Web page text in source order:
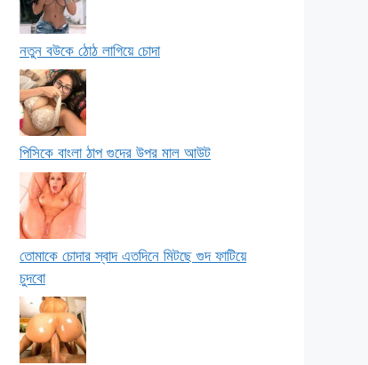
নতুন বউকে ঠোঠ লাগিয়ে চোদা
পিসিকে বাংলা ঠাপ গুদের উপর মাল আউট
তোমাকে চোদার স্বাদ এতদিনে মিটছে গুদ ফাটিয়ে
চুদবো